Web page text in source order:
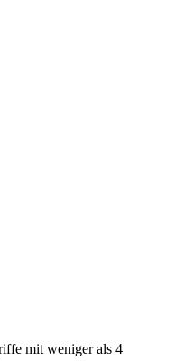
mit weniger als 4